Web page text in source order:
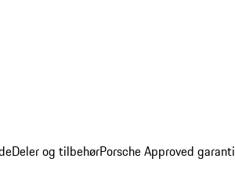
Deler og tilbehørPorsche Approved garanti